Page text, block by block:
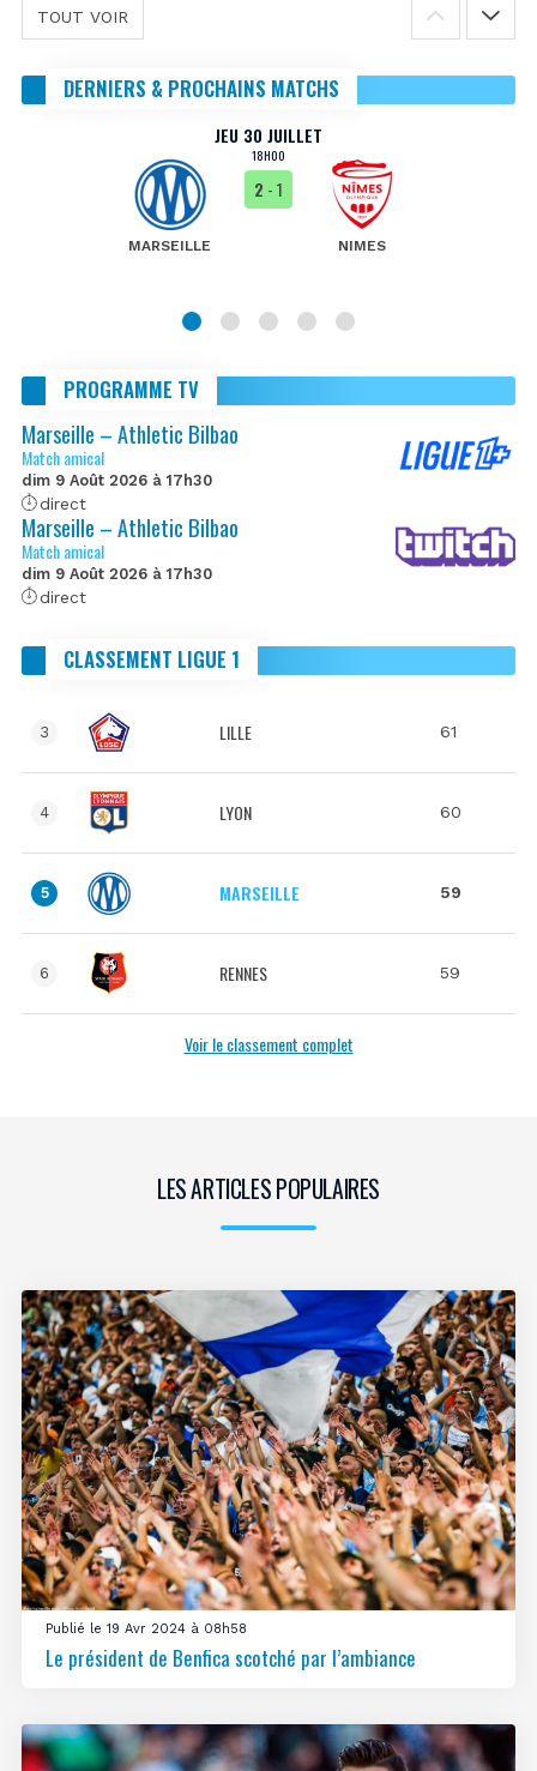
TOUT VOIR
DERNIERS & PROCHAINS MATCHS
JEU 30 JUILLET
18H00
MARSEILLE
2 - 1
NIMES
PROGRAMME TV
Marseille – Athletic Bilbao
Match amical
dim 9 Août 2026 à 17h30
direct
Marseille – Athletic Bilbao
Match amical
dim 9 Août 2026 à 17h30
direct
CLASSEMENT LIGUE 1
3 LILLE 61
4 LYON 60
5 MARSEILLE 59
6 RENNES 59
Voir le classement complet
LES ARTICLES POPULAIRES
Publié le 19 Avr 2024 à 08h58
Le président de Benfica scotché par l’ambiance